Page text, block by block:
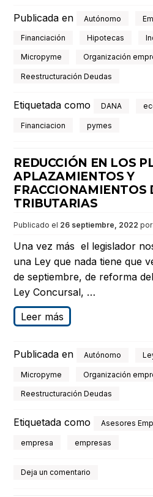
Publicada en Autónomo
Financiación Hipotecas
Micropyme Organización
Reestructuración Deudas
Etiquetada como DANA
Financiacion pymes
REDUCCIÓN EN LOS
APLAZAMIENTOS Y
FRACCIONAMIENTOS
TRIBUTARIAS
Publicado el 26 septiembre, 2022 por
Una vez más el legislador
una Ley que nada tiene que
de septiembre, de reforma
Ley Concursal, …
Leer más
Publicada en Autónomo
Micropyme Organización
Reestructuración Deudas
Etiquetada como Asesores
empresa empresas
Deja un comentario